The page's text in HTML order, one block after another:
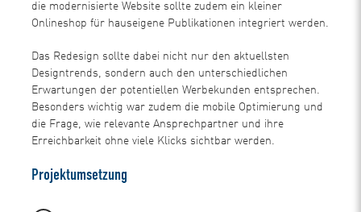
die modernisierte Website sollte zudem ein kleiner
Onlineshop für hauseigene Publikationen integriert werden.
Das Redesign sollte dabei nicht nur den aktuellsten
Designtrends, sondern auch den unterschiedlichen
Erwartungen der potentiellen Werbekunden entsprechen.
Besonders wichtig war zudem die mobile Optimierung und
die Frage, wie relevante Ansprechpartner und ihre
Erreichbarkeit ohne viele Klicks sichtbar werden.
Projektumsetzung